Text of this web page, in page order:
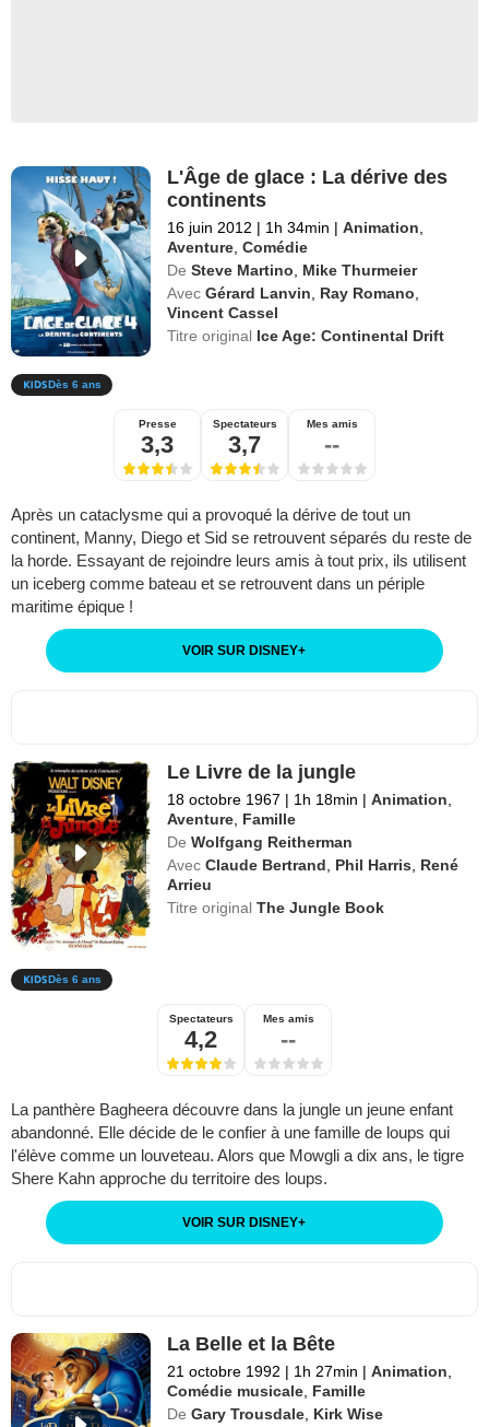
L'Âge de glace : La dérive des
continents
16 juin 2012 | 1h 34min | Animation
Aventure ,Comédie
De Steve Martino
Mike Thurmeier
Avec Gérard Lanvin Ray Romano
Vincent Cassel
Titre original Ice Age: Continental Drift
Dès 6 ans
Presse
3,3
Spectateurs
3,7
Mes amis
--
Après un cataclysme qui a provoqué la dérive de tout un
continent, Manny, Diego et Sid se retrouvent séparés du reste de
la horde. Essayant de rejoindre leurs amis à tout prix, ils utilisent
un iceberg comme bateau et se retrouvent dans un périple
maritime épique !
VOIR SUR DISNEY+
Le Livre de la jungle
18 octobre 1967 | 1h 18min | Animation
Aventure Famille
De Wolfgang Reitherman
Avec Claude Bertrand Phil Harris
René
Arrieu
Titre originalThe Jungle Book
Dès 6 ans
Spectateurs
4,2
Mes amis
--
La panthère Bagheera découvre dans la jungle un jeune enfant
abandonné. Elle décide de le confier à une famille de loups qui
l'élève comme un louveteau. Alors que Mowgli a dix ans, le tigre
Shere Kahn approche du territoire des loups.
VOIR SUR DISNEY+
La Belle et la Bête
21 octobre 1992 | 1h 27min | Animation
Comédie musicale Famille
De Gary Trousdale Kirk Wise